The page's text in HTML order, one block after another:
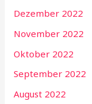
Dezember 2022
November 2022
Oktober 2022
September 2022
August 2022